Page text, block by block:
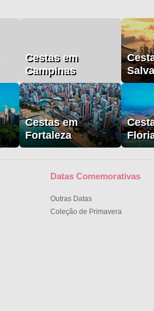
Cestas em
Campinas
Cestas em
Fortaleza
Datas Comemorativas
Outras Datas
Coleção de Primavera